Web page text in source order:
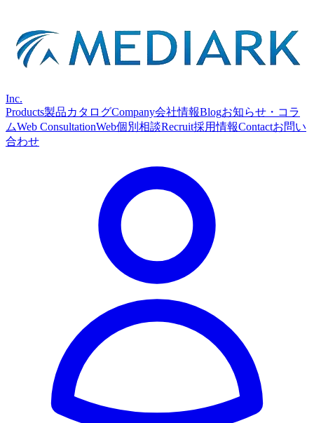
Inc.
Products製品カタログCompany会社情報Blogお知らせ・コラ
ムWeb ConsultationWeb個別相談Recruit採用情報Contactお問い
合わせ